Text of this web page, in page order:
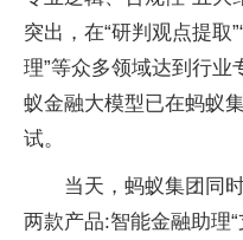
突出，在“研判观点提取
理”等众多领域达到行业
蚁金融大模型已在蚂蚁
试。
当天，蚂蚁集团同
两款产品:智能金融助理